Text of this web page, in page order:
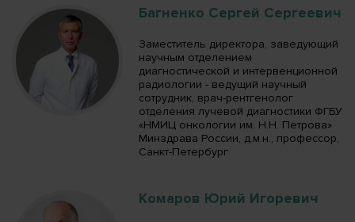
Багненко Сергей Сергеевич
Заместитель директора, заведующий
научным отделением
диагностической и интервенционной
радиологии - ведущий научный
сотрудник, врач-рентгенолог
отделения лучевой диагностики ФГБУ
«НМИЦ онкологии им. Н.Н. Петрова»
Минздрава России, д.м.н., профессор,
Санкт-Петербург
Комаров Юрий Игоревич